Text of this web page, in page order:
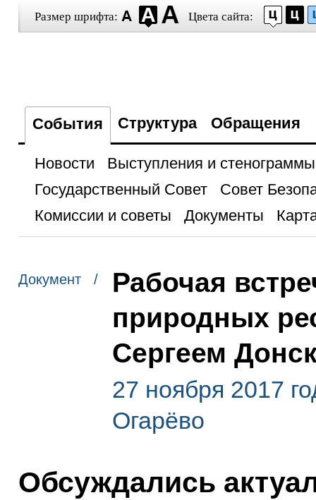
Размер шрифта: Цвета сайта:
События Структура Обращения
Новости
Выступления и стенограммы
Государственный Совет
Совет
Комиссии и советы
Документы
Документ /
Рабочая
природных
Сергеем
27 ноября 2017
Огарёво
Обсуждались